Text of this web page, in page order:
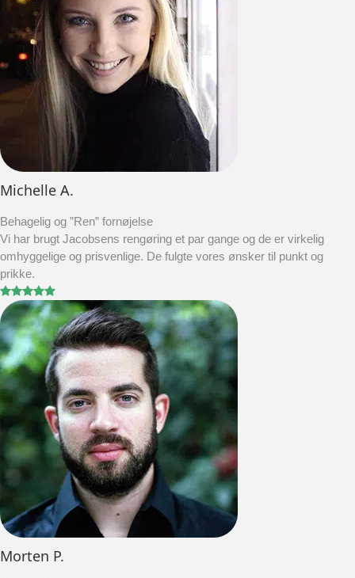
Michelle A.
Behagelig og ”Ren” fornøjelse
Vi har brugt Jacobsens rengøring et par gange og de er virkelig
omhyggelige og prisvenlige. De fulgte vores ønsker til punkt og
prikke.
Morten P.